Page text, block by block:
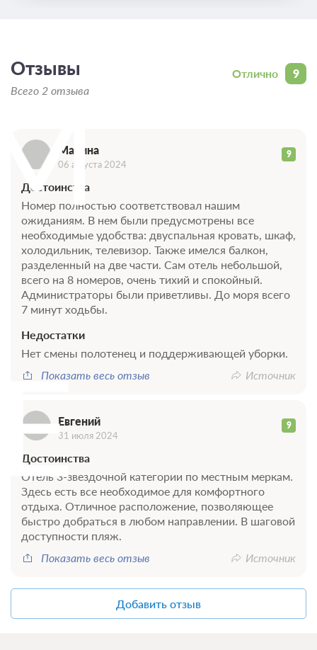
9
Отлично
Отзывы
Всего 2 отзыва
Марина 9
06 августа 2024
Достоинства
Номер полностью соответствовал нашим
ожиданиям. В нем были предусмотрены все
необходимые удобства: двуспальная кровать, шкаф,
холодильник, телевизор. Также имелся балкон,
разделенный на две части. Сам отель небольшой,
всего на 8 номеров, очень тихий и спокойный.
Администраторы были приветливы. До моря всего
7 минут ходьбы.
Недостатки
Нет смены полотенец и поддерживающей уборки.
Показать весь отзыв
Источник
Евгений 9
31 июля 2024
Достоинства
Отель 3-звездочной категории по местным меркам.
Здесь есть все необходимое для комфортного
отдыха. Отличное расположение, позволяющее
быстро добраться в любом направлении. В шаговой
доступности пляж.
Показать весь отзыв
Источник
Добавить отзыв